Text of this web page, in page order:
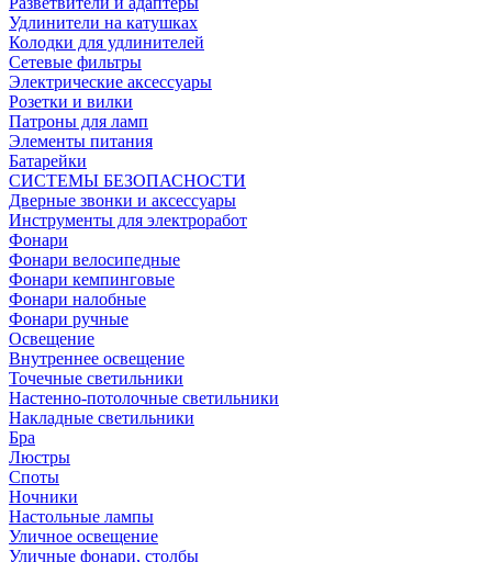
Удлинители на катушках
Колодки для удлинителей
Сетевые фильтры
Электрические аксессуары
Розетки и вилки
Патроны для ламп
Элементы питания
Батарейки
СИСТЕМЫ БЕЗОПАСНОСТИ
Дверные звонки и аксессуары
Инструменты для электроработ
Фонари
Фонари велосипедные
Фонари кемпинговые
Фонари налобные
Фонари ручные
Освещение
Внутреннее освещение
Точечные светильники
Настенно-потолочные светильники
Накладные светильники
Бра
Люстры
Споты
Ночники
Настольные лампы
Уличное освещение
Уличные фонари, столбы